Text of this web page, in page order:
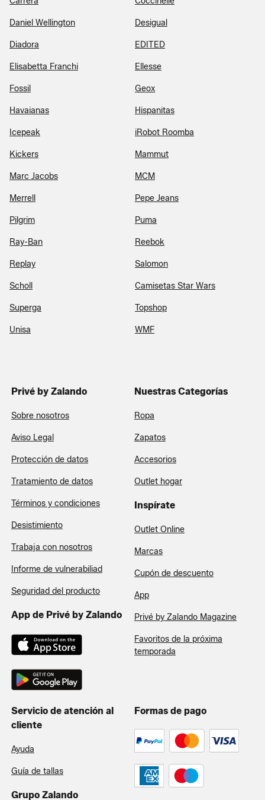
Daniel Wellington Desigual
Diadora EDITED
Elisabetta Franchi Ellesse
Fossil Geox
Havaianas Hispanitas
Icepeak iRobot Roomba
Kickers Mammut
Marc Jacobs MCM
Merrell Pepe Jeans
Pilgrim Puma
Ray-Ban Reebok
Replay Salomon
Scholl Camisetas Star Wars
Superga Topshop
Unisa WMF
Privé by Zalando
Sobre nosotros
Aviso Legal
Protección de datos
Tratamiento de datos
Términos y condiciones
Desistimiento
Trabaja con nosotros
Informe de vulnerabiliad
Seguridad del producto
App de Privé by Zalando
Nuestras Categorías
Ropa
Zapatos
Accesorios
Outlet hogar
Inspírate
Outlet Online
Marcas
Cupón de descuento
App
Privé by Zalando Magazine
Favoritos de la próxima
temporada
Servicio de atención al
cliente
Ayuda
Guía de tallas
Grupo Zalando
Formas de pago